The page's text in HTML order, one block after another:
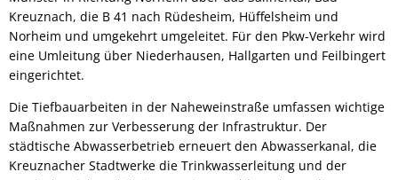
Kreuznach, die B 41 nach Rüdesheim, Hüffelsheim und
Norheim und umgekehrt umgeleitet. Für den Pkw-Verkehr wird
eine Umleitung über Niederhausen, Hallgarten und Feilbingert
eingerichtet.
Die Tiefbauarbeiten in der Naheweinstraße umfassen wichtige
Maßnahmen zur Verbesserung der Infrastruktur. Der
städtische Abwasserbetrieb erneuert den Abwasserkanal, die
Kreuznacher Stadtwerke die Trinkwasserleitung und der